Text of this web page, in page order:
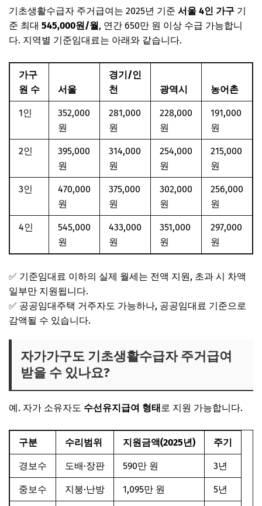
기초생활수급자 주거급여는 2025년 기준 서울 4인 가구 기
준 최대 545,000원/월, 연간 650만 원 이상 수급 가능합니
다. 지역별 기준임대료는 아래와 같습니다.
가구
원 수
서울
경기/인
천
광역시 농어촌
1인
352,000
원
281,000
원
228,000
원
191,000
원
2인
395,000
원
314,000
원
254,000
원
215,000
원
3인
470,000
원
375,000
원
302,000
원
256,000
원
4인
545,000
원
433,000
원
351,000
원
297,000
원
✅ 기준임대료 이하의 실제 월세는 전액 지원, 초과 시 차액
일부만 지원됩니다.
✅ 공공임대주택 거주자도 가능하나, 공공임대료 기준으로
감액될 수 있습니다.
자가가구도 기초생활수급자 주거급여
받을 수 있나요?
예. 자가 소유자도 수선유지급여 형태로 지원 가능합니다.
구분 수리범위 지원금액(2025년) 주기
경보수 도배·장판 590만 원 3년
중보수 지붕·난방 1,095만 원 5년